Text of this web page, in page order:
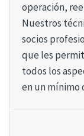
operación,
Nuestros
socios
que les
todos los
en un mínimo